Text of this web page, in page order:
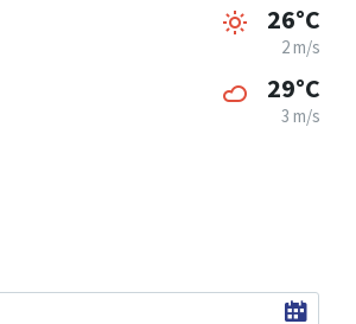
26°C
2 m/s
29°C
3 m/s